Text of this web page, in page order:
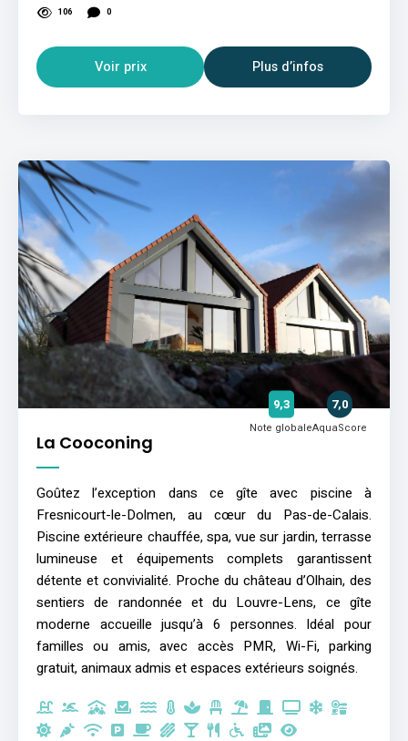
106 0
Voir prix Plus d’infos
La Cooconing
9,3
Note globale
7,0
AquaScore
Goûtez l’exception dans ce gîte avec piscine à
Fresnicourt-le-Dolmen, au cœur du Pas-de-Calais.
Piscine extérieure chauffée, spa, vue sur jardin, terrasse
lumineuse et équipements complets garantissent
détente et convivialité. Proche du château d’Olhain, des
sentiers de randonnée et du Louvre-Lens, ce gîte
moderne accueille jusqu’à 6 personnes. Idéal pour
familles ou amis, avec accès PMR, Wi-Fi, parking
gratuit, animaux admis et espaces extérieurs soignés.